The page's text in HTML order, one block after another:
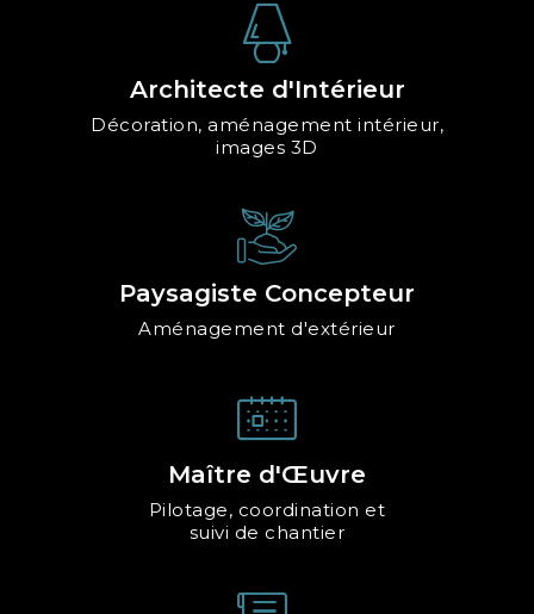
Architecte d'Intérieur
Décoration, aménagement intérieur,
images 3D
Paysagiste Concepteur
Aménagement d'extérieur
Maître d'Œuvre
Pilotage, coordination et
suivi de chantier